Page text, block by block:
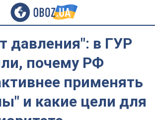
давления": в ГУР
почему РФ
применять
и какие цели для